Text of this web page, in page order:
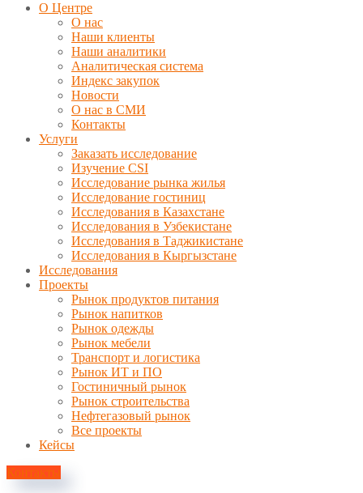
О Центре
О нас
Наши клиенты
Наши аналитики
Аналитическая система
Индекс закупок
Новости
О нас в СМИ
Контакты
Услуги
Заказать исследование
Изучение CSI
Исследование рынка жилья
Исследование гостиниц
Исследования в Казахстане
Исследования в Узбекистане
Исследования в Таджикистане
Исследования в Кыргызстане
Исследования
Проекты
Рынок продуктов питания
Рынок напитков
Рынок одежды
Рынок мебели
Транспорт и логистика
Рынок ИТ и ПО
Гостиничный рынок
Рынок строительства
Нефтегазовый рынок
Все проекты
Кейсы
Контакты